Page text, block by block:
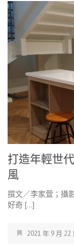
打造年輕世
風
撰文／李家萓；攝
好奇 […]
2021 年 9 月 22